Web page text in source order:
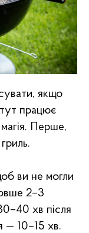
якщо
тут працює
Перше,
ви не могли
2–3
хв після
— 10–15 хв.